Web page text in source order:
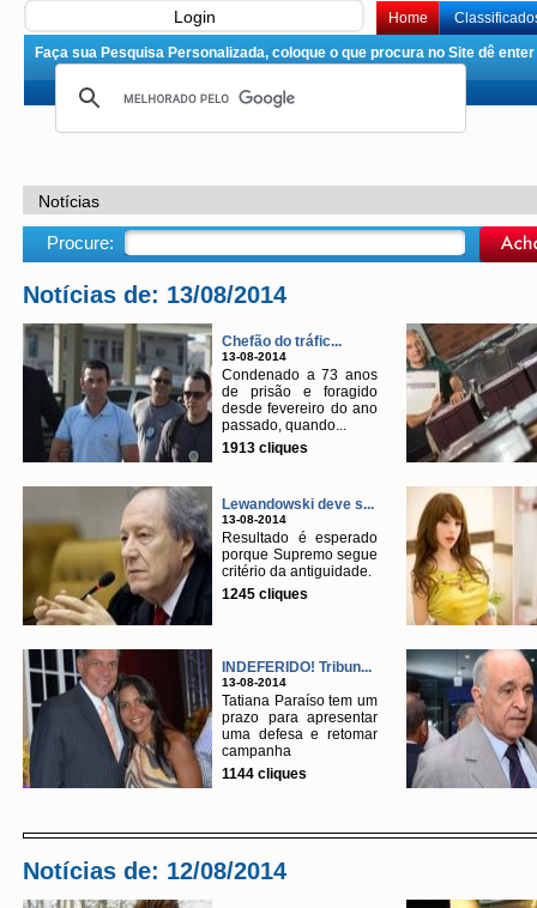
Login Home
Faça sua Pesquisa Personalizada, coloque o que procura no Site dê
Notícias
Procure:
Notícias de: 13/08/2014
Chefão do tráfic...
13-08-2014
Condenado a 73 anos
de prisão e foragido
desde fevereiro do ano
passado, quando...
1913 cliques
Lewandowski deve s...
13-08-2014
Resultado é esperado
porque Supremo segue
critério da antiguidade.
1245 cliques
INDEFERIDO! Tribun...
13-08-2014
Tatiana Paraíso tem um
prazo para apresentar
uma defesa e retomar
campanha
1144 cliques
Notícias de: 12/08/2014